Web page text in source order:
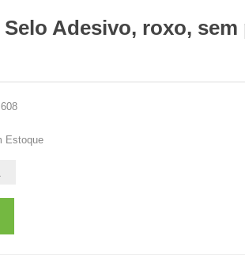
Adesivo, roxo, sem
Estoque